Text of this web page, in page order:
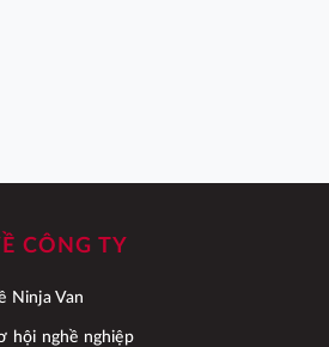
CÔNG TY
Ninja Van
hội nghề nghiệp